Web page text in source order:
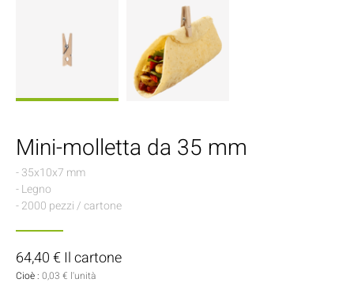
Mini-molletta da 35 mm
- 35x10x7 mm
- Legno
- 2000 pezzi / cartone
64,40 € Il cartone
Cioè : 0,03 € l'unità